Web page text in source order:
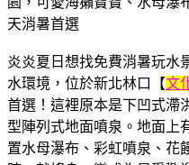
炎炎夏日想找免費消暑玩水
水環境，位於新北林口【文
首選！這裡原本是下凹式滯
型陣列式地面噴泉。地面上
置水母瀑布、彩虹噴泉、花